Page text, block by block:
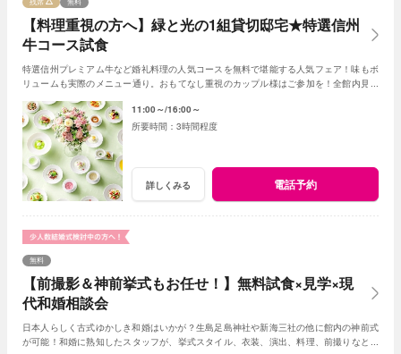
【料理重視の方へ】緑と光の1組貸切邸宅★特選信州
牛コース試食
特選信州プレミアム牛など婚礼料理の人気コースを無料で堪能する人気フェア！味もボ
リュームも実際のメニュー通り。おもてなし重視のカップル様はご参加を！全館内見学
11:00～ 16:00～
3時間程度
詳しくみる 電話予約
【前撮影＆神前挙式もお任せ！】無料試食×見学×現
代和婚相談会
無料
日本人らしく古式ゆかしき和婚はいかが？生島足島神社や新海三社の他に館内の神前式
が可能！和婚に熟知したスタッフが、挙式スタイル、衣装、演出、料理、前撮りなどト